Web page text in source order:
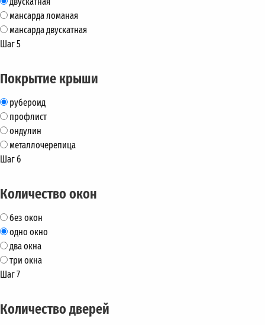
мансарда ломаная
мансарда двускатная
Шаг 5
Покрытие крыши
рубероид
профлист
ондулин
металлочерепица
Шаг 6
Количество окон
без окон
одно окно
два окна
три окна
Шаг 7
Количество дверей